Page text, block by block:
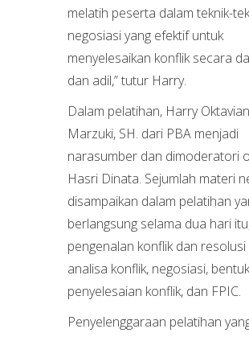
melatih peserta dalam teknik-
negosiasi yang efektif untuk
menyelesaikan konflik secara
dan adil,” tutur Harry.
Dalam pelatihan, Harry
Marzuki, SH. dari PBA menjadi
narasumber dan dimoderatori
Hasri Dinata. Sejumlah materi
disampaikan dalam pelatihan
berlangsung selama dua hari
pengenalan konflik dan resolusi
analisa konflik, negosiasi, bentuk
penyelesaian konflik, dan FPIC.
Penyelenggaraan pelatihan